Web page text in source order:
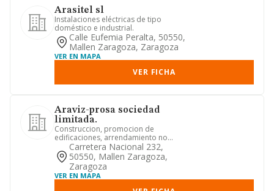
Arasitel sl
Instalaciones eléctricas de tipo
doméstico e industrial.
Calle Eufemia Peralta, 50550,
Mallen Zaragoza, Zaragoza
VER EN MAPA
VER FICHA
Araviz-prosa sociedad
limitada.
Construccion, promocion de
edificaciones, arrendamiento no
financiero, compra y venta de toda
clase...
Carretera Nacional 232,
50550, Mallen Zaragoza,
Zaragoza
VER EN MAPA